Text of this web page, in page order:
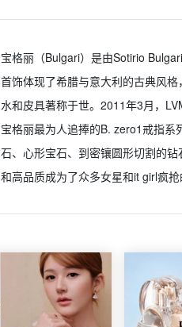
宝格丽（Bulgari）是由Sotirio
首饰体现了希腊与意大利的古典风
水和皮具著称于世。2011年3月，
宝格丽最为人追捧的B. zero1戒指系
石、心形宝石、到密镶圆形切割的
和高品质成为了众多女星和it girl疯抢